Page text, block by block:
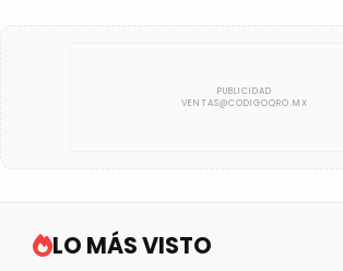
LO MÁS VISTO